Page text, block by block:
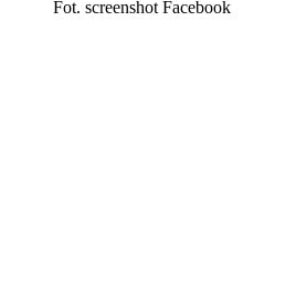
Fot. screenshot Facebook